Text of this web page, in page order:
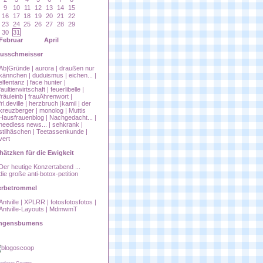
9
10 11 12 13 14
15
16
17 18 19 20 21
22
23
24 25 26 27 28
29
30
31
April
| aurora | draußen nur
| duduismus | eichen...
|
| face hunter |
| feuerlibelle |
| frauÄhrenwort |
| herzbruch |kamil | der
| monolog | Muttis
Hausfrauenblog | Nachgedacht...
|
news...
| sehkrank |
| Teetassenkunde |
für die Ewigkeit
Der heutige Konzertabend ...
große anti-botox-petition
| XPLRR | fotosfotosfotos |
Layouts | MdmwmT